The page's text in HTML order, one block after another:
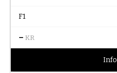
F1
– KR
Info